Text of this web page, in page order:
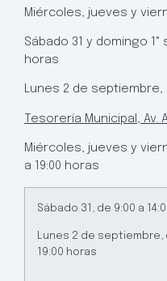
Miércoles, jueves y
Sábado 31 y domingo 1°
horas
Lunes 2 de septiembre,
Tesorería Municipal, Av.
Miércoles, jueves y
a 19:00 horas
Sábado 31, de 9:00 a
Lunes 2 de septiembre,
19:00 horas